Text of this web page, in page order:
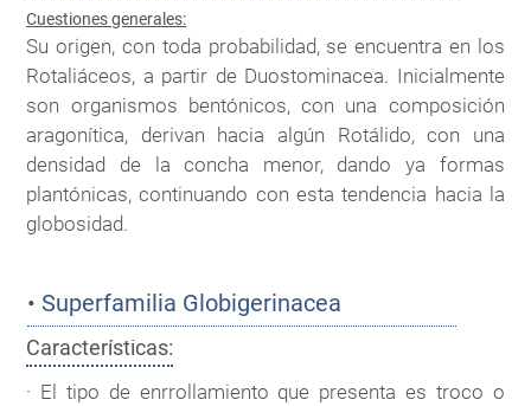
Cuestiones generales:
Su origen, con toda probabilidad, se encuentra en los
Rotaliáceos, a partir de Duostominacea. Inicialmente
son organismos bentónicos, con una composición
aragonítica, derivan hacia algún Rotálido, con una
densidad de la concha menor, dando ya formas
plantónicas, continuando con esta tendencia hacia la
globosidad.
• Superfamilia Globigerinacea
Características:
· El tipo de enrrollamiento que presenta es troco o